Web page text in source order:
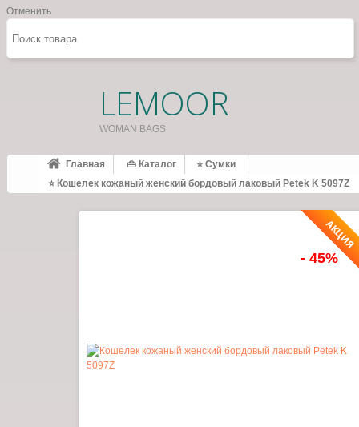
Отменить
LEMOOR
WOMAN BAGS
Главная 👜 Каталог
⭐ Сумки
⭐ Кошелек кожаный женский бордовый лаковый Petek K 5097Z
АКЦИЯ
- 45%